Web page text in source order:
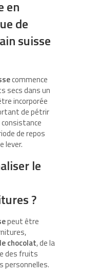
en
de
suisse
commence
secs dans un
incorporée
de pétrir
de repos
lever.
le
?
peut être
chocolat, de la
des fruits
personnelles.